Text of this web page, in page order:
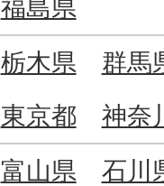
福島県
栃木県
群馬
東京都 神奈
富山県
石川